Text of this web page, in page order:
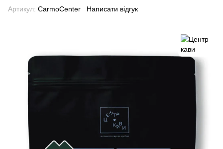
Артикул: CarmoCenter Написати відгук